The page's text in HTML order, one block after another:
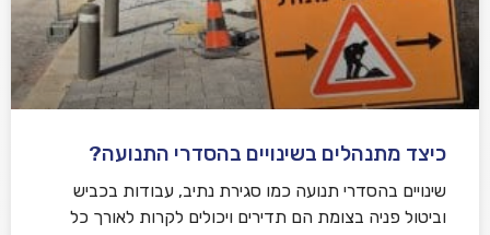
כיצד מתנהלים בשינויים בהסדרי התנועה?
שינויים בהסדרי תנועה כמו סגירת נתיב, עבודות בכביש
וביטול פניה בצומת הם תדירים ויכולים לקרות לאורך כל